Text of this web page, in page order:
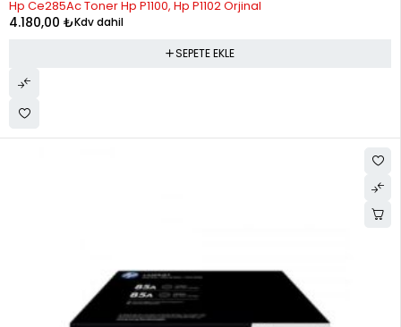
Hp Ce285Ac Toner Hp P1100, Hp P1102 Orjinal
4.180,00 ₺Kdv dahil
SEPETE EKLE